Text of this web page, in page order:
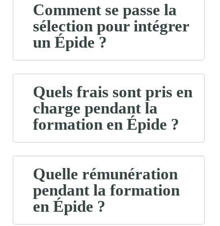
Comment se passe la
sélection pour intégrer
un Épide ?
Quels frais sont pris en
charge pendant la
formation en Épide ?
Quelle rémunération
pendant la formation
en Épide ?